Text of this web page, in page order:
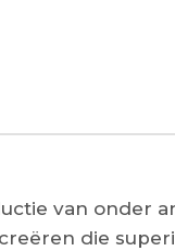
van onder
die